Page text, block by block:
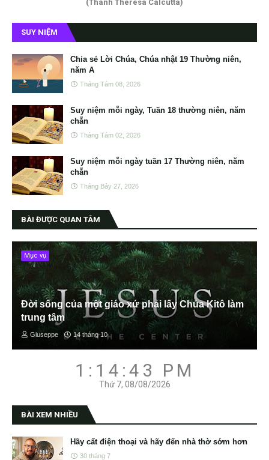
(Thánh Theresa Calcutta)
SUY NIỆM
Chia sẻ Lời Chúa, Chúa nhật 19 Thường niên,
năm A
Tháng Tám 08, 2026
Suy niệm mỗi ngày, Tuần 18 thường niên, năm
chẵn
Tháng Tám 02, 2026
Suy niệm mỗi ngày tuần 17 Thường niên, năm
chẵn
Tháng Bảy 27, 2026
BÀI ĐƯỢC QUAN TÂM
Mục vụ
Đời sống của một giáo xứ phải lấy Chúa Kitô làm
trung tâm
Giuseppe 14 tháng 10
1:14:44 PM
Thứ 7, 08/08/2026
BÀI XEM NHIỀU
Hãy cất điện thoại và hãy đến nhà thờ sớm hơn
30 tháng 7